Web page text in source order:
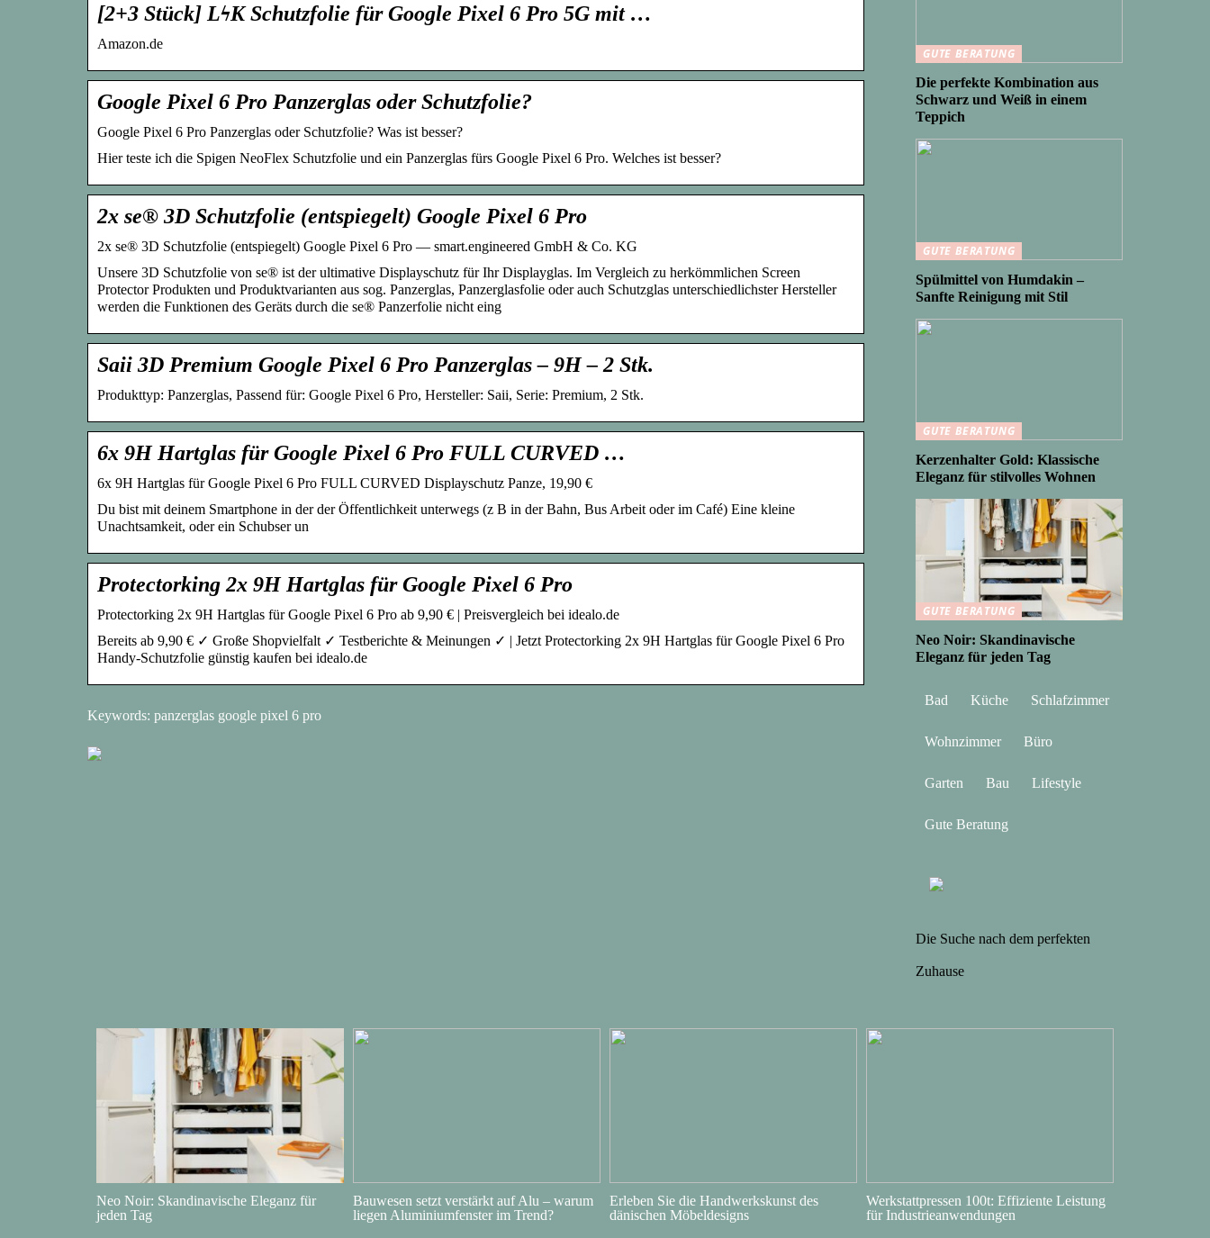
[2+3 Stück] LϟK Schutzfolie für Google Pixel 6 Pro 5G mit …
Amazon.de
Google Pixel 6 Pro Panzerglas oder Schutzfolie?
Google Pixel 6 Pro Panzerglas oder Schutzfolie? Was ist besser?
Hier teste ich die Spigen NeoFlex Schutzfolie und ein Panzerglas fürs Google Pixel 6 Pro. Welches ist besser?
2x se® 3D Schutzfolie (entspiegelt) Google Pixel 6 Pro
2x se® 3D Schutzfolie (entspiegelt) Google Pixel 6 Pro — smart.engineered GmbH & Co. KG
Unsere 3D Schutzfolie von se® ist der ultimative Displayschutz für Ihr Displayglas. Im Vergleich zu herkömmlichen Screen
Protector Produkten und Produktvarianten aus sog. Panzerglas, Panzerglasfolie oder auch Schutzglas unterschiedlichster Hersteller
werden die Funktionen des Geräts durch die se® Panzerfolie nicht eing
Saii 3D Premium Google Pixel 6 Pro Panzerglas – 9H – 2 Stk.
Produkttyp: Panzerglas, Passend für: Google Pixel 6 Pro, Hersteller: Saii, Serie: Premium, 2 Stk.
6x 9H Hartglas für Google Pixel 6 Pro FULL CURVED …
6x 9H Hartglas für Google Pixel 6 Pro FULL CURVED Displayschutz Panze, 19,90 €
Du bist mit deinem Smartphone in der der Öffentlichkeit unterwegs (z B in der Bahn, Bus Arbeit oder im Café) Eine kleine
Unachtsamkeit, oder ein Schubser un
Protectorking 2x 9H Hartglas für Google Pixel 6 Pro
Protectorking 2x 9H Hartglas für Google Pixel 6 Pro ab 9,90 € | Preisvergleich bei idealo.de
Bereits ab 9,90 € ✓ Große Shopvielfalt ✓ Testberichte & Meinungen ✓ | Jetzt Protectorking 2x 9H Hartglas für Google Pixel 6 Pro
Handy-Schutzfolie günstig kaufen bei idealo.de
Keywords: panzerglas google pixel 6 pro
GUTE BERATUNG
Die perfekte Kombination aus
Schwarz und Weiß in einem
Teppich
GUTE BERATUNG
Spülmittel von Humdakin –
Sanfte Reinigung mit Stil
GUTE BERATUNG
Kerzenhalter Gold: Klassische
Eleganz für stilvolles Wohnen
GUTE BERATUNG
Neo Noir: Skandinavische
Eleganz für jeden Tag
Bad Küche Schlafzimmer
Wohnzimmer Büro
Garten Bau Lifestyle
Gute Beratung
Die Suche nach dem perfekten
Zuhause
Neo Noir: Skandinavische Eleganz für
jeden Tag
Bauwesen setzt verstärkt auf Alu – warum
liegen Aluminiumfenster im Trend?
Erleben Sie die Handwerkskunst des
dänischen Möbeldesigns
Werkstattpressen 100t: Effiziente Leistung
für Industrieanwendungen